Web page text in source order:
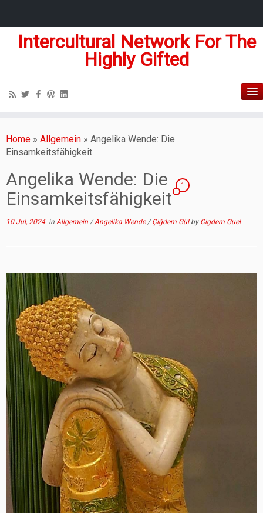
Intercultural Network For The
Highly Gifted
Home » Allgemein » Angelika Wende: Die
Einsamkeitsfähigkeit
Angelika Wende: Die
Einsamkeitsfähigkeit
1
10 Jul, 2024in Allgemein /Angelika Wende/Çiğdem Gülby Cigdem Guel